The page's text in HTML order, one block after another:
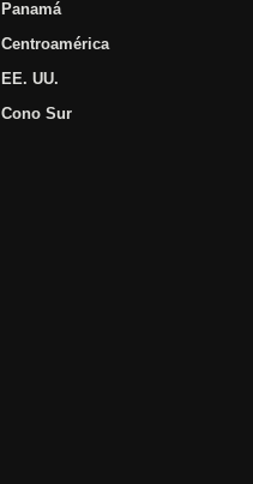
Panamá
Centroamérica
EE. UU.
Cono Sur